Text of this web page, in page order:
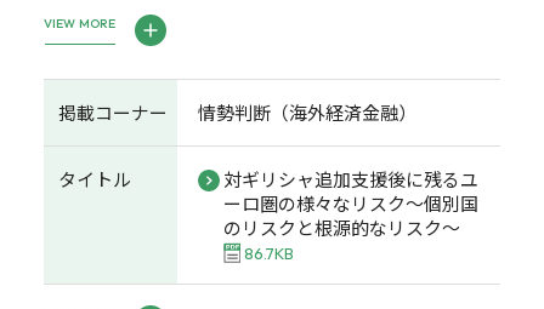
VIEW MORE
掲載コーナー 情勢判断（海外経済金融）
タイトル
対ギリシャ追加支援後に残るユ
ーロ圏の様々なリスク～個別国
のリスクと根源的なリスク～
86.7KB